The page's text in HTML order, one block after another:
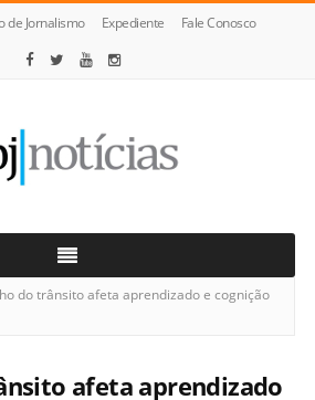
de Jornalismo Expediente Fale Conosco
do trânsito afeta aprendizado e cognição
afeta aprendizado